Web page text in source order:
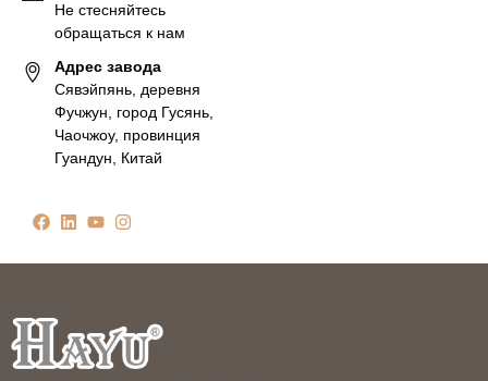
Не стесняйтесь
обращаться к нам
Адрес завода
Сявэйпянь, деревня
Фучжун, город Гусянь,
Чаочжоу, провинция
Гуандун, Китай